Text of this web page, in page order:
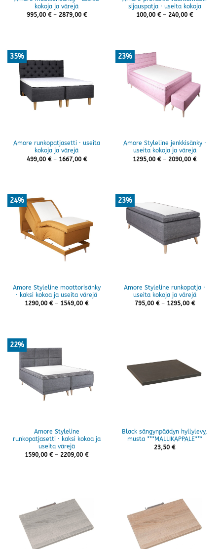
kokoja ja värejä
995,00 € – 2879,00 €Hintaluokka:
sijauspatja · useita kokoja
100,00 € – 240,00 €
35%
Amore runkopatjasetti · useita
kokoja ja värejä
499,00 € – 1667,00 €Hintaluokka:
23%
Amore Styleline jenkkisänky ·
useita kokoja ja värejä
1295,00 € – 2090,00 €
24%
Amore Styleline moottorisänky
· kaksi kokoa ja useita värejä
1290,00 € – 1549,00 €Hintaluokka:
23%
Amore Styleline runkopatja ·
useita kokoja ja värejä
795,00 € – 1295,00 €
22%
Amore Styleline
runkopatjasetti · kaksi kokoa ja
useita värejä
1590,00 € – 2209,00 €Hintaluokka:
Black sängynpäädyn hyllylevy,
musta ***MALLIKAPPALE***
23,50 €